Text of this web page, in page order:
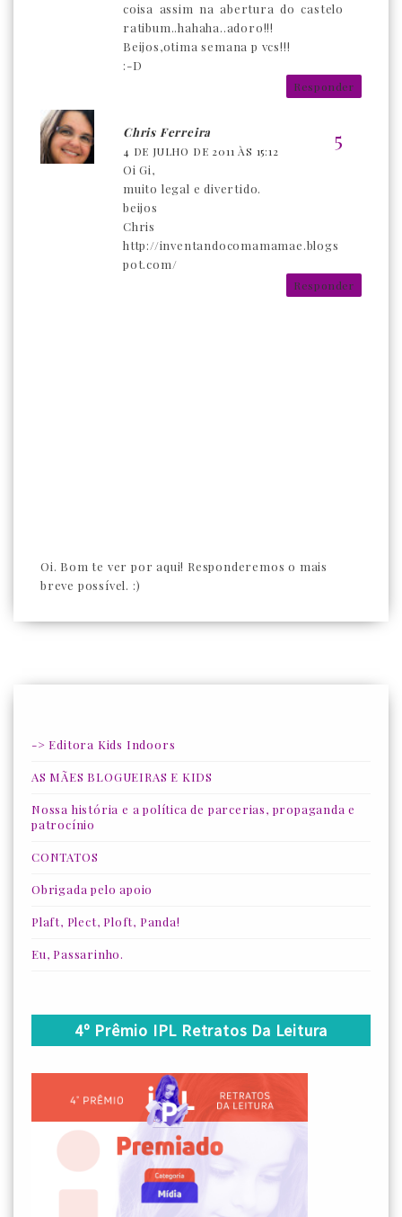
coisa assim na abertura do castelo
ratibum..hahaha..adoro!!!
Beijos,otima semana p vcs!!!
:-D
Responder
Chris Ferreira
4 DE JULHO DE 2011 ÀS 15:12
Oi Gi,
muito legal e divertido.
beijos
Chris
http://inventandocomamamae.blogs
pot.com/
Responder
Oi. Bom te ver por aqui! Responderemos o mais
breve possível. :)
-> Editora Kids Indoors
AS MÃES BLOGUEIRAS E KIDS
Nossa história e a política de parcerias, propaganda e
patrocínio
CONTATOS
Obrigada pelo apoio
Plaft, Plect, Ploft, Panda!
Eu, Passarinho.
4º Prêmio IPL Retratos Da Leitura